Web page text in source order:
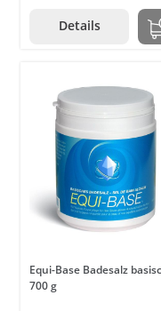
Details
Equi-Base Badesalz
700 g